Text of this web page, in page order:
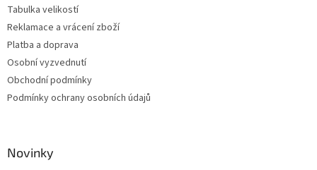
Tabulka velikostí
Reklamace a vrácení zboží
Platba a doprava
Osobní vyzvednutí
Obchodní podmínky
Podmínky ochrany osobních údajů
Novinky